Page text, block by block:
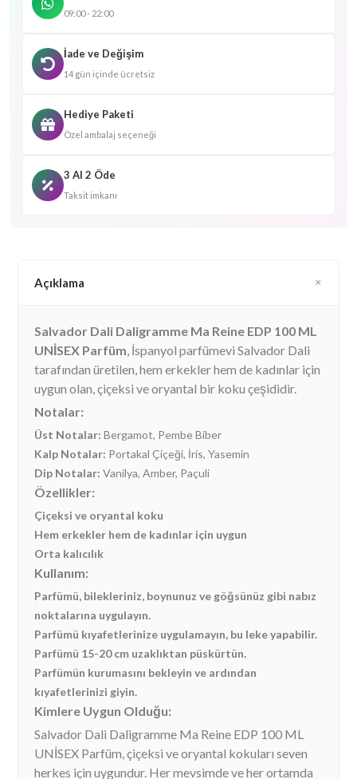
09:00 - 22:00
İade ve Değişim
14 gün içinde ücretsiz
Hediye Paketi
Özel ambalaj seçeneği
3 Al 2 Öde
Taksit imkanı
Açıklama
Salvador Dali Daligramme Ma Reine EDP 100 ML
UNİSEX Parfüm , İspanyol parfümevi Salvador Dali
tarafından üretilen, hem erkekler hem de kadınlar için
uygun olan, çiçeksi ve oryantal bir koku çeşididir.
Notalar:
Üst Notalar: Bergamot, Pembe Biber
Kalp Notalar: Portakal Çiçeği, İris, Yasemin
Dip Notalar: Vanilya, Amber, Paçuli
Özellikler:
Çiçeksi ve oryantal koku
Hem erkekler hem de kadınlar için uygun
Orta kalıcılık
Kullanım:
Parfümü, bilekleriniz, boynunuz ve göğsünüz gibi nabız
noktalarına uygulayın.
Parfümü kıyafetlerinize uygulamayın, bu leke yapabilir.
Parfümü 15-20 cm uzaklıktan püskürtün.
Parfümün kurumasını bekleyin ve ardından
kıyafetlerinizi giyin.
Kimlere Uygun Olduğu:
Salvador Dali Daligramme Ma Reine EDP 100 ML
UNİSEX Parfüm, çiçeksi ve oryantal kokuları seven
herkes için uygundur. Her mevsimde ve her ortamda